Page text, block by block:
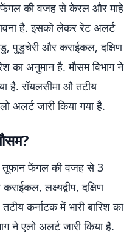
फेंगल की वजह से केरल और माहे
है. इसको लेकर रेट अलर्ट
पुडुचेरी और कराईकल, दक्षिण
का अनुमान है. मौसम विभाग ने
है. रॉयलसीमा औ तटीय
अलर्ट जारी किया गया है.
तूफान फेंगल की वजह से 3
लक्ष्यद्वीप, दक्षिण
कर्नाटक में भारी बारिश का
ने एलो अलर्ट जारी किया है.